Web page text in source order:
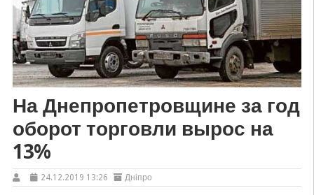
На Днепропетровщине за год
оборот торговли вырос на
13%
24.12.2019 13:26 Дніпро